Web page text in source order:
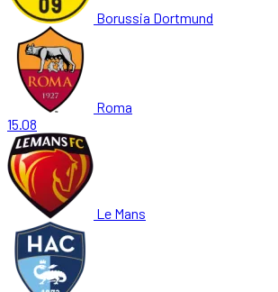
Borussia Dortmund
Roma
15.08
Le Mans